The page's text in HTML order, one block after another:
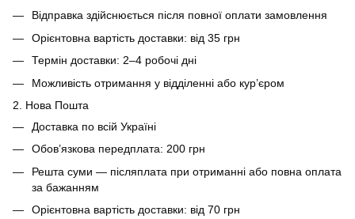
Відправка здійснюється після повної оплати замовлення
Орієнтовна вартість доставки: від 35 грн
Термін доставки: 2–4 робочі дні
Можливість отримання у відділенні або кур’єром
2. Нова Пошта
Доставка по всій Україні
Обов’язкова передплата: 200 грн
Решта суми — післяплата при отриманні або повна оплата
за бажанням
Орієнтовна вартість доставки: від 70 грн